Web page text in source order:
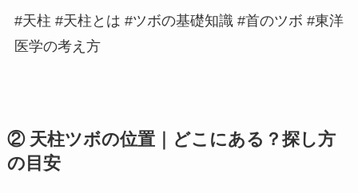
#天柱 #天柱とは #ツボの基礎知識 #首のツボ #東洋
医学の考え方
② 天柱ツボの位置｜どこにある？探し方
の目安